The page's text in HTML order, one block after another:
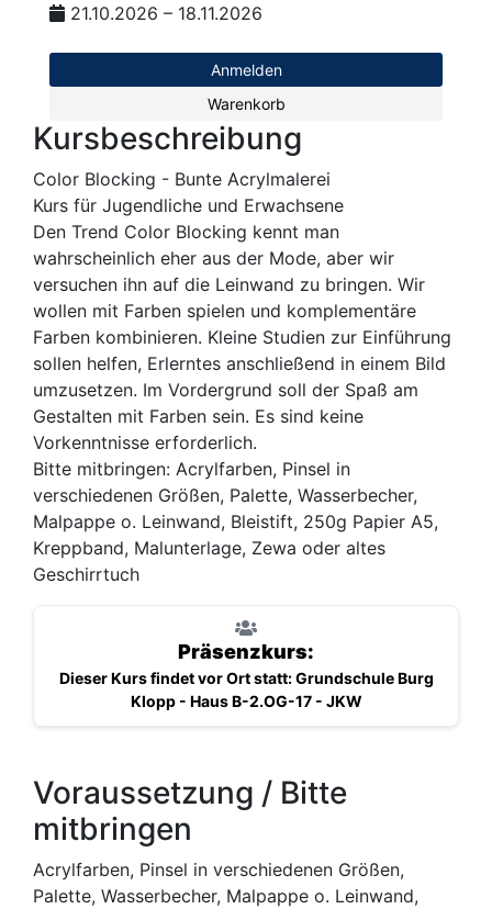
21.10.2026 – 18.11.2026
Anmelden
Warenkorb
Kursbeschreibung
Color Blocking - Bunte Acrylmalerei
Kurs für Jugendliche und Erwachsene
Den Trend Color Blocking kennt man
wahrscheinlich eher aus der Mode, aber wir
versuchen ihn auf die Leinwand zu bringen. Wir
wollen mit Farben spielen und komplementäre
Farben kombinieren. Kleine Studien zur Einführung
sollen helfen, Erlerntes anschließend in einem Bild
umzusetzen. Im Vordergrund soll der Spaß am
Gestalten mit Farben sein. Es sind keine
Vorkenntnisse erforderlich.
Bitte mitbringen: Acrylfarben, Pinsel in
verschiedenen Größen, Palette, Wasserbecher,
Malpappe o. Leinwand, Bleistift, 250g Papier A5,
Kreppband, Malunterlage, Zewa oder altes
Geschirrtuch
Präsenzkurs:
Dieser Kurs findet vor Ort statt: Grundschule Burg
Klopp - Haus B-2.OG-17 - JKW
Voraussetzung / Bitte
mitbringen
Acrylfarben, Pinsel in verschiedenen Größen,
Palette, Wasserbecher, Malpappe o. Leinwand,